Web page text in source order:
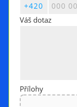
Váš dotaz
Přílohy